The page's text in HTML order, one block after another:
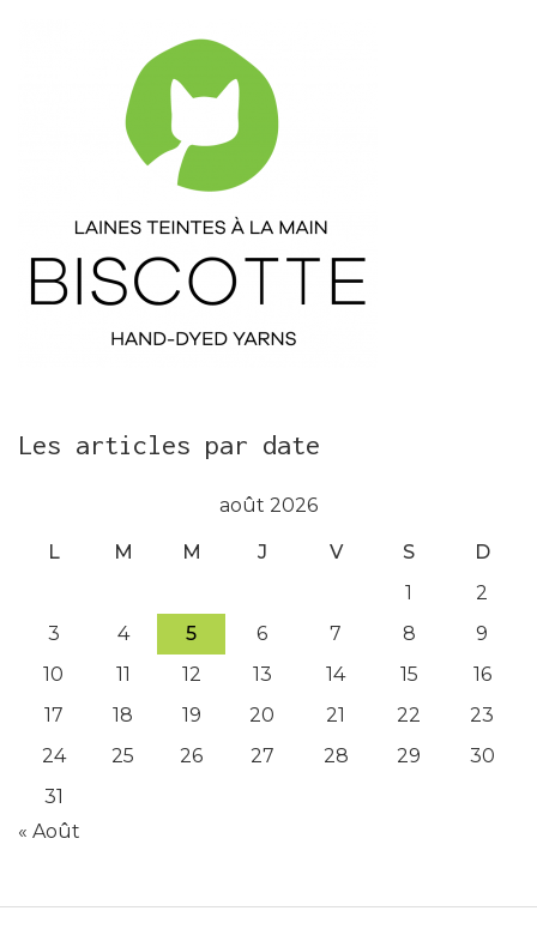
Les articles par date
août 2026
L M M J V S
D
1
2
3
4 5 6 7 8
9
10
11 12 13 14 15
16
17
18 19 20 21 22
23
24
25 26 27 28 29
30
31
« Août